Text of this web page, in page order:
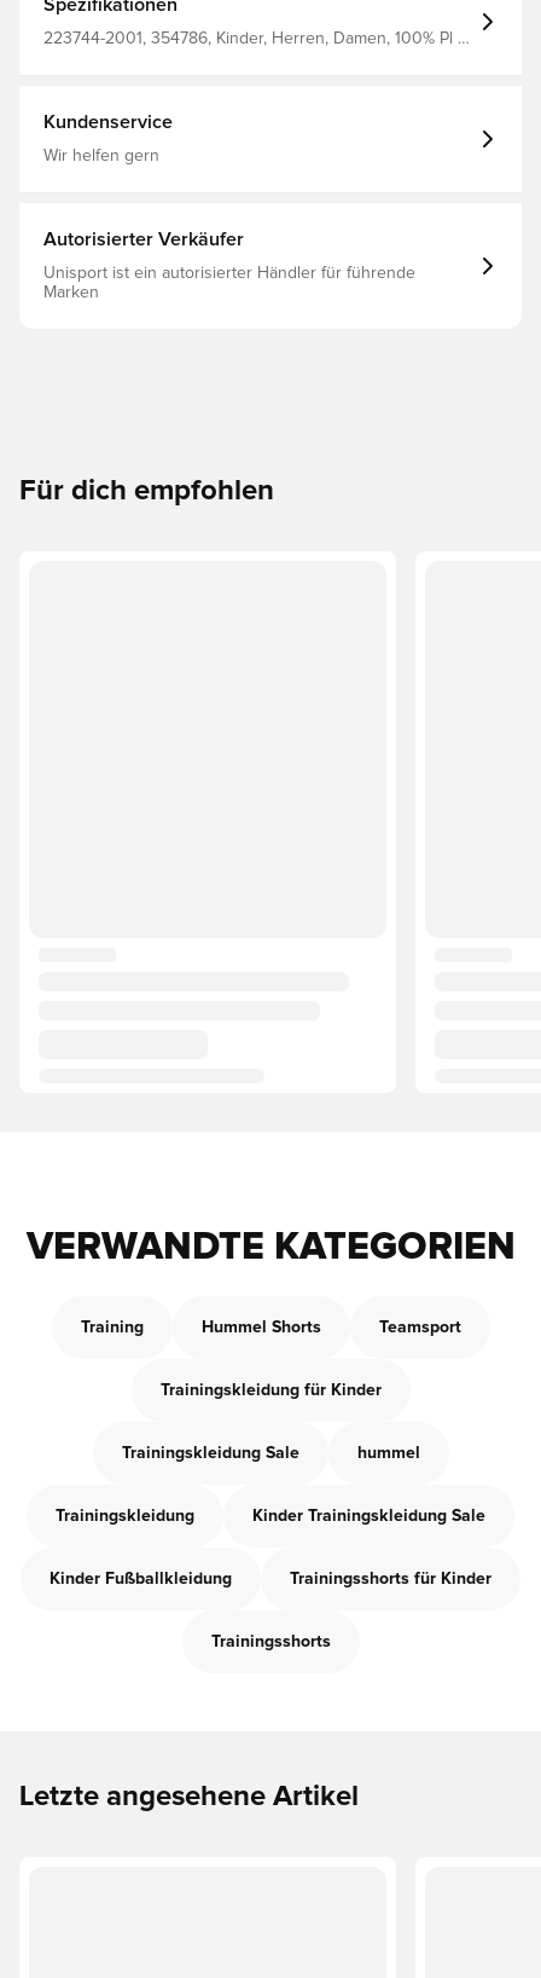
Spezifikationen
223744-2001, 354786, Kinder, Herren, Damen, 100% Pl -
Kundenservice
Wir helfen gern
Autorisierter Verkäufer
Unisport ist ein autorisierter Händler für führende
Marken
Für dich empfohlen
VERWANDTE KATEGORIEN
Training Hummel Shorts Teamsport
Trainingskleidung für Kinder
Trainingskleidung Sale hummel
Trainingskleidung Kinder Trainingskleidung Sale
Kinder Fußballkleidung Trainingsshorts für Kinder
Trainingsshorts
Letzte angesehene Artikel